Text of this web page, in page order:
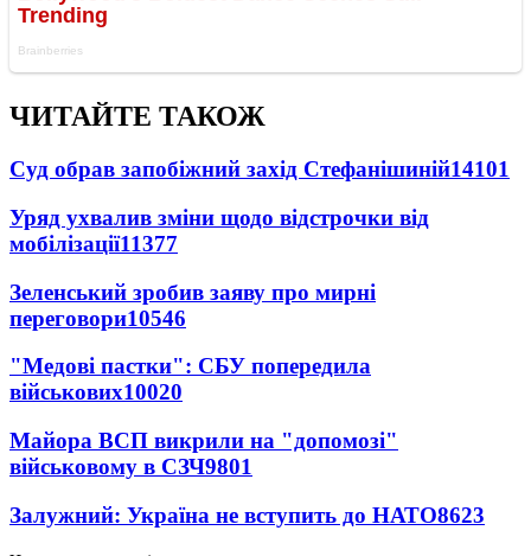
ЧИТАЙТЕ ТАКОЖ
Суд обрав запобіжний захід Стефанішиній14101
Уряд ухвалив зміни щодо відстрочки від
мобілізації11377
Зеленський зробив заяву про мирні
переговори10546
"Медові пастки": СБУ попередила
військових10020
Майора ВСП викрили на "допомозі"
військовому в СЗЧ9801
Залужний: Україна не вступить до НАТО8623